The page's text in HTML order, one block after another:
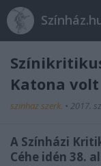
Katona
szinhaz szerk. • 2017.
A Színházi
Céhe idén 38.